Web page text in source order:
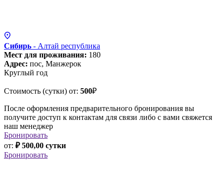
Сибирь - Алтай республика
Мест для проживания: 180
Адрес: пос, Манжерок
Круглый год
Стоимость (сутки) от: 500₽
После оформления предварительного бронирования вы
получите доступ к контактам для связи либо с вами свяжется
наш менеджер
Бронировать
от: ₽ 500,00 сутки
Бронировать